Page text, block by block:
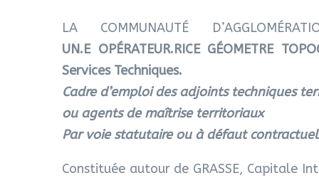
LA COMMUNAUTÉ
UN.E OPÉRATEUR.RICE GÉOMETRE
Services Techniques.
Cadre d’emploi des adjoints techniques
ou agents de maîtrise territoriaux
Par voie statutaire ou à défaut
Constituée autour de GRASSE, Capitale